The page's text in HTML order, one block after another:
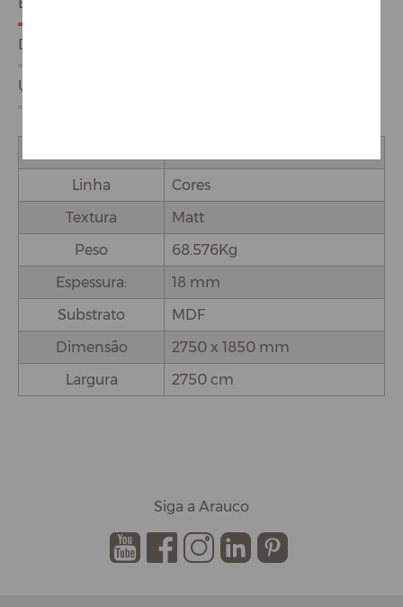
DETALHES DO PRODUTO
USO E APLICAÇÕES
Linha
Cores
Textura
Matt
Peso
68.576Kg
Espessura:
18 mm
Substrato
MDF
Dimensão
2750 x 1850 mm
Largura
2750 cm
Siga a Arauco
. . . . .